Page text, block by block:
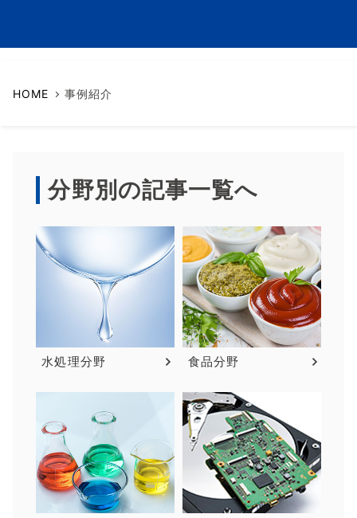
HOME 事例紹介
分野別の記事一覧へ
水処理分野 食品分野